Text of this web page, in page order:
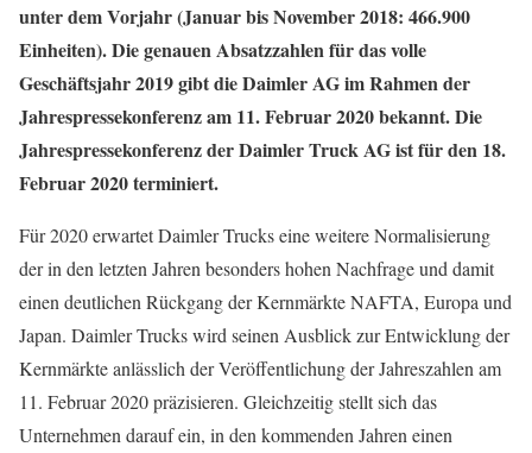
unter dem Vorjahr (Januar bis November 2018: 466.900
Einheiten). Die genauen Absatzzahlen für das volle
Geschäftsjahr 2019 gibt die Daimler AG im Rahmen der
Jahrespressekonferenz am 11. Februar 2020 bekannt. Die
Jahrespressekonferenz der Daimler Truck AG ist für den 18.
Februar 2020 terminiert.
Für 2020 erwartet Daimler Trucks eine weitere Normalisierung
der in den letzten Jahren besonders hohen Nachfrage und damit
einen deutlichen Rückgang der Kernmärkte NAFTA, Europa und
Japan. Daimler Trucks wird seinen Ausblick zur Entwicklung der
Kernmärkte anlässlich der Veröffentlichung der Jahreszahlen am
11. Februar 2020 präzisieren. Gleichzeitig stellt sich das
Unternehmen darauf ein, in den kommenden Jahren einen